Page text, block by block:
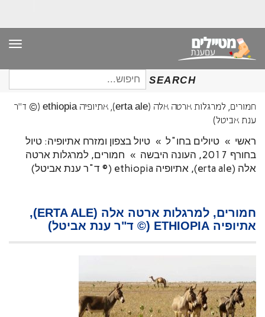
SEARCH
חיפוש
עבור:
חמורים, למרגלות ארטה אלה (erta ale), אתיופיה ethiopia (© ד"ר
ענת אביטל)
ראשי » טיולים בחו"ל » טיול בצפון ומזרח אתיופיה: טיול
בחורף 2017, העונה היבשה
» חמורים, למרגלות ארטה
אלה (erta ale), אתיופיה ethiopia (© ד"ר ענת אביטל)
חמורים, למרגלות ארטה אלה (ERTA ALE),
אתיופיה ETHIOPIA (© ד"ר ענת אביטל)